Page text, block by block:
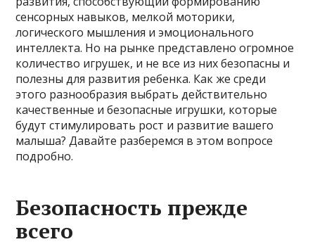
сенсорных навыков, мелкой моторики,
логического мышления и эмоционального
интеллекта. Но на рынке представлено огромное
количество игрушек, и не все из них безопасны и
полезны для развития ребенка. Как же среди
этого разнообразия выбрать действительно
качественные и безопасные игрушки, которые
будут стимулировать рост и развитие вашего
малыша? Давайте разберемся в этом вопросе
подробно.
Безопасность прежде
всего